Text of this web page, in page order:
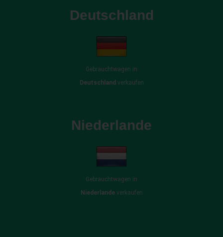
Deutschland
Gebrauchtwagen in
Deutschland verkaufen
Niederlande
Gebrauchtwagen in
Niederlandeverkaufen